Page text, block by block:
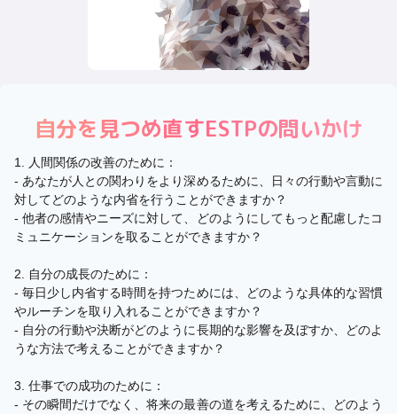
自分を見つめ直すESTPの問いかけ
1. 人間関係の改善のために：
- あなたが人との関わりをより深めるために、日々の行動や言動に
対してどのような内省を行うことができますか？
- 他者の感情やニーズに対して、どのようにしてもっと配慮したコ
ミュニケーションを取ることができますか？
2. 自分の成長のために：
- 毎日少し内省する時間を持つためには、どのような具体的な習慣
やルーチンを取り入れることができますか？
- 自分の行動や決断がどのように長期的な影響を及ぼすか、どのよ
うな方法で考えることができますか？
3. 仕事での成功のために：
- その瞬間だけでなく、将来の最善の道を考えるために、どのよう